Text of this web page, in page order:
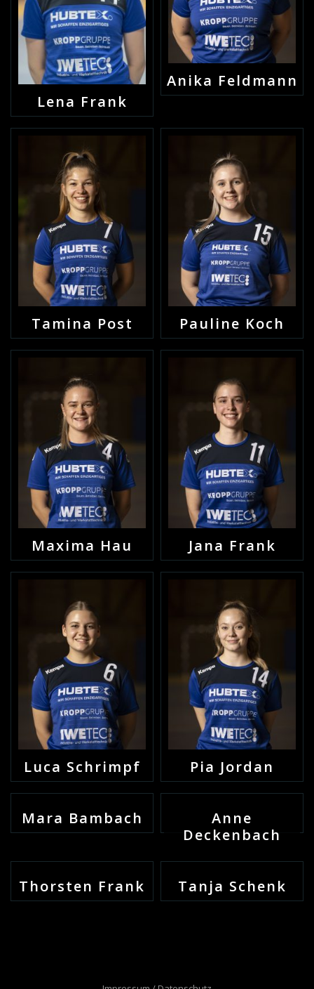
Lena Frank
Anika Feldmann
Tamina Post Pauline Koch
Maxima Hau Jana Frank
Luca Schrimpf Pia Jordan
Mara Bambach
Anne
Deckenbach
Thorsten Frank Tanja Schenk